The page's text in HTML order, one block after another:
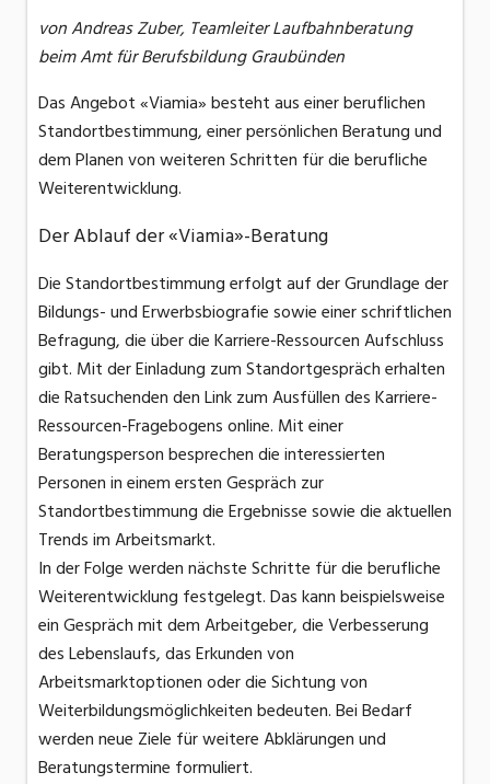
von Andreas Zuber, Teamleiter Laufbahnberatung
beim Amt für Berufsbildung Graubünden
Das Angebot «Viamia» besteht aus einer beruflichen
Standortbestimmung, einer persönlichen Beratung und
dem Planen von weiteren Schritten für die berufliche
Weiterentwicklung.
Der Ablauf der «Viamia»-Beratung
Die Standortbestimmung erfolgt auf der Grundlage der
Bildungs- und Erwerbsbiografie sowie einer schriftlichen
Befragung, die über die Karriere-Ressourcen Aufschluss
gibt. Mit der Einladung zum Standortgespräch erhalten
die Ratsuchenden den Link zum Ausfüllen des Karriere-
Ressourcen-Fragebogens online. Mit einer
Beratungsperson besprechen die interessierten
Personen in einem ersten Gespräch zur
Standortbestimmung die Ergebnisse sowie die aktuellen
Trends im Arbeitsmarkt.
In der Folge werden nächste Schritte für die berufliche
Weiterentwicklung festgelegt. Das kann beispielsweise
ein Gespräch mit dem Arbeitgeber, die Verbesserung
des Lebenslaufs, das Erkunden von
Arbeitsmarktoptionen oder die Sichtung von
Weiterbildungsmöglichkeiten bedeuten. Bei Bedarf
werden neue Ziele für weitere Abklärungen und
Beratungstermine formuliert.